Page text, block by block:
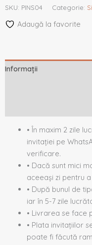
SKU: PINS04 Categorie:
Adaugă la favorite
Informații
• În maxim 2 zile
invitației pe
verificare.
• Dacă sunt mici
aceeași zi pentru
• După bunul de
iar în 5-7 zile
• Livrarea se face
• Plata invitațiilor
poate fi făcută